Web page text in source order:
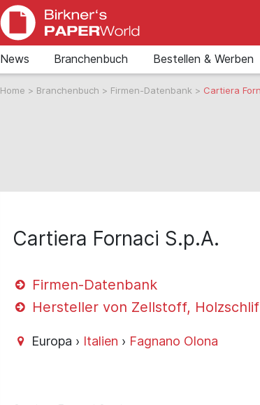
News Branchenbuch Bestellen & Werben
Home > Branchenbuch > Firmen-Datenbank > Cartiera
Cartiera Fornaci S.p.A.
Firmen-Datenbank
Hersteller von Zellstoff,
Europa › Italien › Fagnano Olona